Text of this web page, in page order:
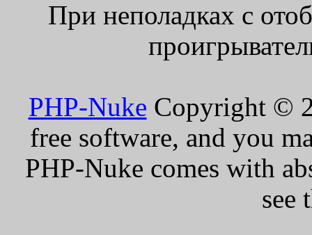
При неполадках с
PHP-Nuke Copyright ©
free software, and you
PHP-Nuke comes with
see